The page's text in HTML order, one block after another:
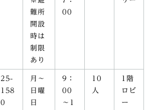
難所
開設
時は
制限
あり
00
25-
158
0
月～
日曜
日
9：
00
～1
10
人
1階
ロビ
ー